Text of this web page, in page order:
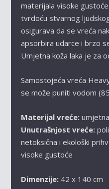
materijala visoke
tvrdoću stvarnog
osigurava da se vreća
apsorbira udarce i brzo
Umjetna koža laka je za
Samostojeća vreća
se može puniti vodom
Materijal vreće:
Unutrašnjost vreće:
netoksična i ekološki
visoke gustoće
Dimenzije: 42 x 140 cm